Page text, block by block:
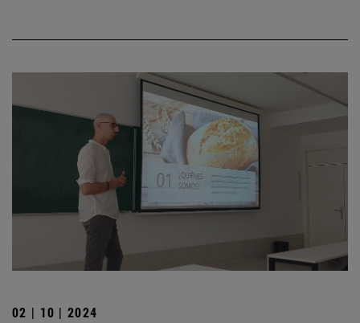
02 | 10 | 2024